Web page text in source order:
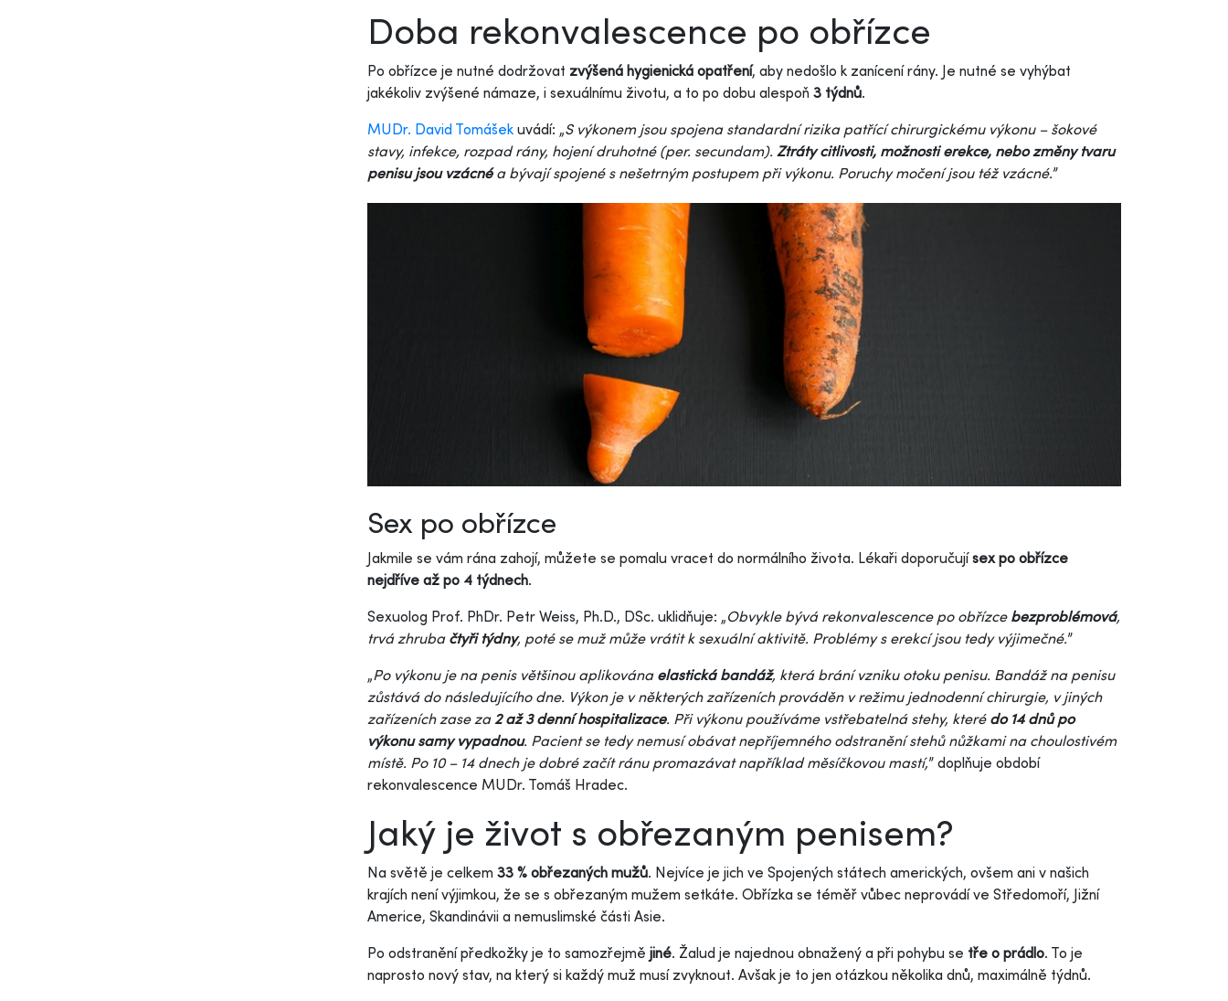
Doba rekonvalescence po obřízce
Po obřízce je nutné dodržovat zvýšená hygienická opatření, aby nedošlo k zanícení rány. Je nutné se vyhýbat
jakékoliv zvýšené námaze, i sexuálnímu životu, a to po dobu alespoň 3 týdnů.
MUDr. David Tomášekuvádí: „S výkonem jsou spojena standardní rizika patřící chirurgickému výkonu – šokové
stavy, infekce, rozpad rány, hojení druhotné (per. secundam). Ztráty citlivosti, možnosti erekce, nebo změny tvaru
penisu jsou vzácnéa bývají spojené s nešetrným postupem při výkonu. Poruchy močení jsou též vzácné.”
Sex po obřízce
Jakmile se vám rána zahojí, můžete se pomalu vracet do normálního života. Lékaři doporučujísex po obřízce
nejdříve až po 4 týdnech.
Sexuolog Prof. PhDr. Petr Weiss, Ph.D., DSc. uklidňuje: „Obvykle bývá rekonvalescence po obřízce bezproblémová,
trvá zhruba čtyři týdny, poté se muž může vrátit k sexuální aktivitě. Problémy s erekcí jsou tedy výjimečné.”
„Po výkonu je na penis většinou aplikována elastická bandáž, která brání vzniku otoku penisu. Bandáž na penisu
zůstává do následujícího dne. Výkon je v některých zařízeních prováděn v režimu jednodenní chirurgie, v jiných
zařízeních zase za2 až 3 denní hospitalizace. Při výkonu používáme vstřebatelná stehy, které do 14 dnů po
výkonu samy vypadnou. Pacient se tedy nemusí obávat nepříjemného odstranění stehů nůžkami na choulostivém
místě. Po 10 – 14 dnech je dobré začít ránu promazávat například měsíčkovou mastí,” doplňuje období
rekonvalescence MUDr. Tomáš Hradec.
Jaký je život s obřezaným penisem?
Na světě je celkem 33 % obřezaných mužů. Nejvíce je jich ve Spojených státech amerických, ovšem ani v našich
krajích není výjimkou, že se s obřezaným mužem setkáte. Obřízka se téměř vůbec neprovádí ve Středomoří, Jižní
Americe, Skandinávii a nemuslimské části Asie.
Po odstranění předkožky je to samozřejmě jiné. Žalud je najednou obnažený a při pohybu se tře o prádlo. To je
naprosto nový stav, na který si každý muž musí zvyknout. Avšak je to jen otázkou několika dnů, maximálně týdnů.